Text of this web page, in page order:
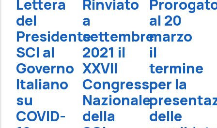
Lettera
del
Presidente
SCI al
Governo
Italiano
su
COVID-
Rinviato
a
settembre
2021 il
XXVII
Congresso
Nazionale
della
al 20
marzo
il
termine
per la
delle